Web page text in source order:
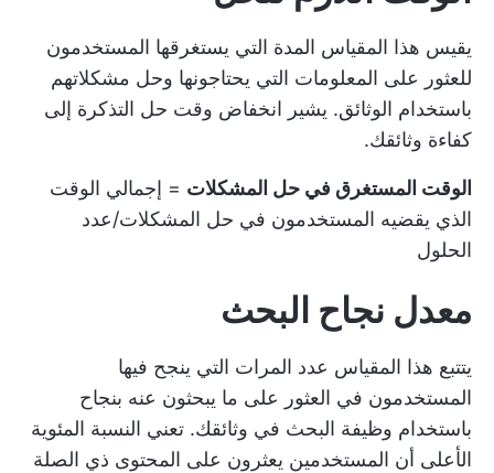
يقيس هذا المقياس المدة التي يستغرقها المستخدمون
للعثور على المعلومات التي يحتاجونها وحل مشكلاتهم
باستخدام الوثائق. يشير انخفاض وقت حل التذكرة إلى
كفاءة وثائقك.
الوقت المستغرق في حل المشكلات = إجمالي الوقت
الذي يقضيه المستخدمون في حل المشكلات/عدد
الحلول
معدل نجاح البحث
يتتبع هذا المقياس عدد المرات التي ينجح فيها
المستخدمون في العثور على ما يبحثون عنه بنجاح
باستخدام وظيفة البحث في وثائقك. تعني النسبة المئوية
الأعلى أن المستخدمين يعثرون على المحتوى ذي الصلة